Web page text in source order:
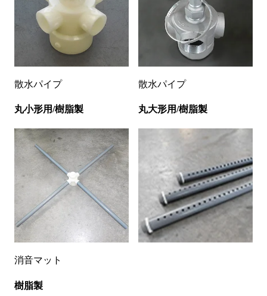
散水パイプ
丸小形用/樹脂製
散水パイプ
丸大形用/樹脂製
消音マット
樹脂製